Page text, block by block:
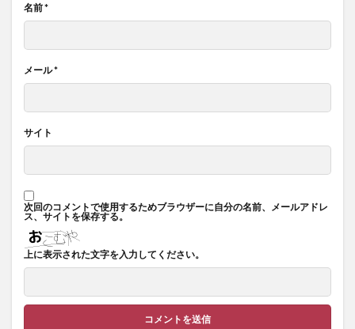
名前*
メール*
サイト
次回のコメントで使用するためブラウザーに自分の名前、メールアドレ
ス、サイトを保存する。
上に表示された文字を入力してください。